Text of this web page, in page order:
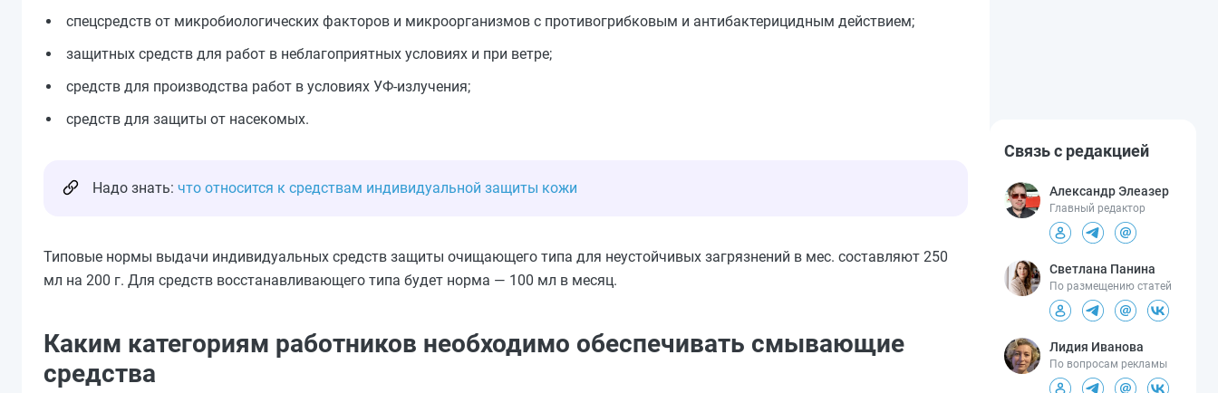
спецсредств от микробиологических факторов и микроорганизмов с противогрибковым и антибактерицидным действием;
защитных средств для работ в неблагоприятных условиях и при ветре;
средств для производства работ в условиях УФ-излучения;
средств для защиты от насекомых.
Надо знать: что относится к средствам индивидуальной защиты кожи
Типовые нормы выдачи индивидуальных средств защиты очищающего типа для неустойчивых загрязнений в мес. составляют 250
мл на 200 г. Для средств восстанавливающего типа будет норма — 100 мл в месяц.
Каким категориям работников необходимо обеспечивать смывающие
средства
Связь с редакцией
Александр Элеазер
Главный редактор
Светлана Панина
По размещению статей
Лидия Иванова
По вопросам рекламы